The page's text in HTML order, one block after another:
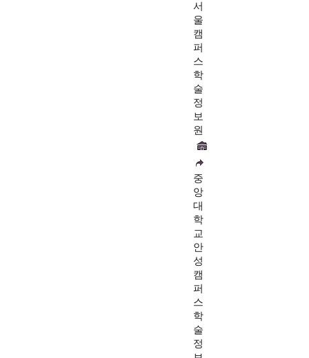
서
울
캠
퍼
스
학
술
정
보
원
중
앙
대
학
교
안
성
캠
퍼
스
학
술
정